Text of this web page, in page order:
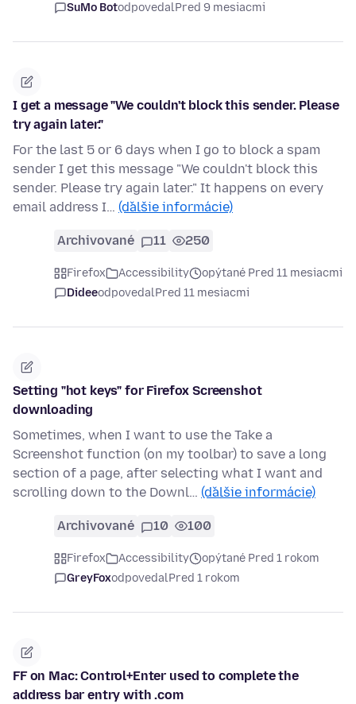
SuMo BotodpovedalPred 9 mesiacmi
I get a message "We couldn't block this sender. Please
try again later."
For the last 5 or 6 days when I go to block a spam
sender I get this message "We couldn't block this
sender. Please try again later." It happens on every
email address I… (ďalšie informácie)
Archivované 11 250
Firefox Accessibility
opýtané Pred 11 mesiacmi
DideeodpovedalPred 11 mesiacmi
Setting "hot keys" for Firefox Screenshot
downloading
Sometimes, when I want to use the Take a
Screenshot function (on my toolbar) to save a long
section of a page, after selecting what I want and
scrolling down to the Downl… (ďalšie informácie)
Archivované 10 100
Firefox Accessibility
opýtané Pred 1 rokom
GreyFoxodpovedalPred 1 rokom
FF on Mac: Control+Enter used to complete the
address bar entry with .com